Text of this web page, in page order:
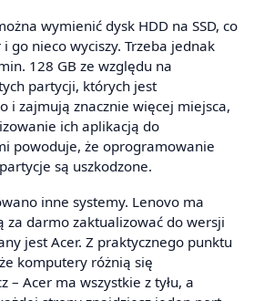
wymienić dysk HDD na SSD, co
go nieco wyciszy. Trzeba jednak
128 GB ze względu na
partycji, których jest
i zajmują znacznie więcej miejsca,
ich aplikacją do
powoduje, że oprogramowanie
są uszkodzone.
inne systemy. Lenovo ma
za darmo zaktualizować do wersji
jest Acer. Z praktycznego punktu
komputery różnią się
– Acer ma wszystkie z tyłu, a